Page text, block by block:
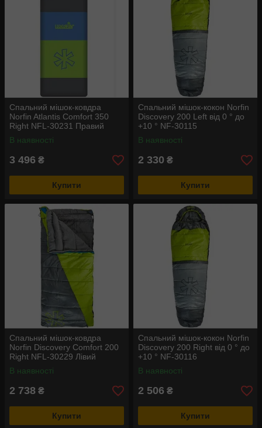
Спальний мішок-ковдра
Norfin Atlantis Comfort 350
Right NFL-30231 Правий
В наявності
3 496 ₴
Купити
Спальний мішок-кокон Norfin
Discovery 200 Left від 0 ° до
+10 ° NF-30115
В наявності
2 330 ₴
Купити
Спальний мішок-ковдра
Norfin Discovery Comfort 200
Right NFL-30229 Лівий
В наявності
2 738 ₴
Купити
Спальний мішок-кокон Norfin
Discovery 200 Right від 0 ° до
+10 ° NF-30116
В наявності
2 506 ₴
Купити